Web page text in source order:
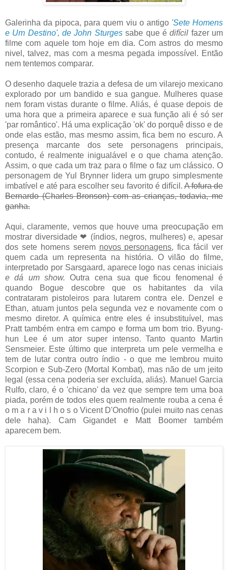
Galerinha da pipoca, para quem viu o antigo 'Sete Homens
e Um Destino', de John Sturgessabe que édifícil fazer um
filme com aquele tom hoje em dia. Com astros do mesmo
nivel, talvez, mas com a mesma pegada impossível. Então
nem tentemos comparar.
O desenho daquele trazia a defesa de um vilarejo mexicano
explorado por um bandido e sua gangue. Mulheres quase
nem foram vistas durante o filme. Aliás, é quase depois de
uma hora que a primeira aparece e sua função ali é só ser
'par romântico'. Há uma explicação 'ok' do porquê disso e de
onde elas estão, mas mesmo assim, fica bem no escuro. A
presença marcante dos sete personagens principais,
contudo, é realmente inigualável e o que chama atenção.
Assim, o que cada um traz para o filme o faz um clássico. O
personagem de Yul Brynner lidera um grupo simplesmente
imbatível e até para escolher seu favorito é difícil.A fofura de
Bernardo (Charles Bronson) com as crianças, todavia, me
ganha.
Aqui, claramente, vemos que houve uma preocupação em
mostrar diversidade ❤ (índios, negros, mulheres) e, apesar
dos sete homens serem novos personagens, fica fácil ver
quem cada um representa na história. O vilão do filme,
interpretado por Sarsgaard, aparece logo nas cenas iniciais
e dá um show. Outra cena sua que ficou fenomenal é
quando Bogue descobre que os habitantes da vila
contrataram pistoleiros para lutarem contra ele. Denzel e
Ethan, atuam juntos pela segunda vez e novamente com o
mesmo diretor. A química entre eles é insubstituível, mas
Pratt também entra em campo e forma um bom trio. Byung-
hun Lee é um ator super intenso. Tanto quanto Martin
Sensmeier. Este último que interpreta um pele vermelha e
tem de lutar contra outro índio - o que me lembrou muito
Scorpion e Sub-Zero (Mortal Kombat), mas não de um jeito
legal (essa cena poderia ser excluída, aliás). Manuel Garcia
Rulfo, claro, é o 'chicano' da vez que sempre tem uma boa
piada, porém de todos eles quem realmente rouba a cena é
o m a r a v i l h o s o Vicent D'Onofrio (pulei muito nas cenas
dele haha). Cam Gigandet e Matt Boomer também
aparecem bem.